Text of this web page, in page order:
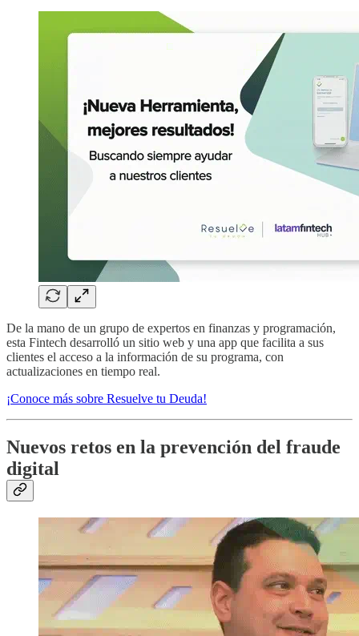
De la mano de un grupo de expertos en finanzas y programación,
esta Fintech desarrolló un sitio web y una app que facilita a sus
clientes el acceso a la información de su programa, con
actualizaciones en tiempo real.
¡Conoce más sobre Resuelve tu Deuda!
Nuevos retos en la prevención del fraude
digital